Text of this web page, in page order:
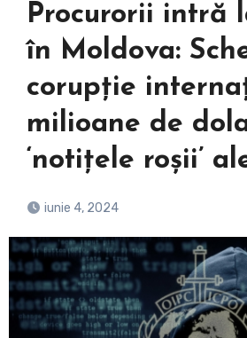
Procurorii intră
în Moldova:
corupție
milioane de
‘notițele roșii’
iunie 4, 2024